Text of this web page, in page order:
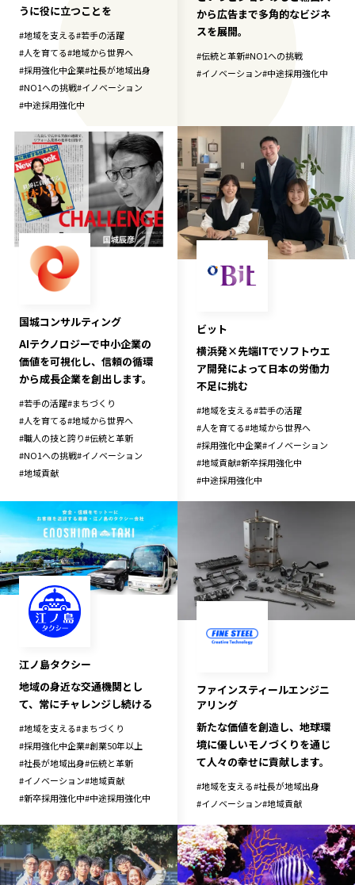
うに役に立つことを
#地域を支える#若手の活躍
#人を育てる#地域から世界へ
#採用強化中企業#社長が地域出身
#NO1への挑戦#イノベーション
#中途採用強化中
から広告まで多角的なビジネ
スを展開。
#伝統と革新#NO1への挑戦
#イノベーション#中途採用強化中
国城コンサルティング
AIテクノロジーで中小企業の
価値を可視化し、信頼の循環
から成長企業を創出します。
#若手の活躍#まちづくり
#人を育てる#地域から世界へ
#職人の技と誇り#伝統と革新
#NO1への挑戦#イノベーション
#地域貢献
ビット
横浜発×先端ITでソフトウエ
ア開発によって日本の労働力
不足に挑む
#地域を支える#若手の活躍
#人を育てる#地域から世界へ
#採用強化中企業#イノベーション
#地域貢献#新卒採用強化中
#中途採用強化中
江ノ島タクシー
地域の身近な交通機関とし
て、常にチャレンジし続ける
#地域を支える#まちづくり
#採用強化中企業#創業50年以上
#社長が地域出身#伝統と革新
#イノベーション#地域貢献
#新卒採用強化中#中途採用強化中
ファインスティールエンジニ
アリング
新たな価値を創造し、地球環
境に優しいモノづくりを通じ
て人々の幸せに貢献します。
#地域を支える#社長が地域出身
#イノベーション#地域貢献